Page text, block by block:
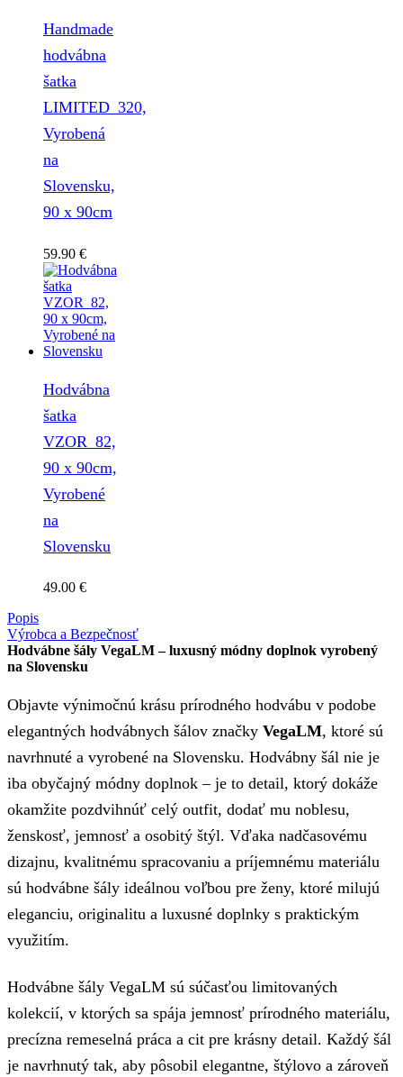
Handmade
hodvábna
šatka
LIMITED_320,
Vyrobená
na
Slovensku,
90 x 90cm
59.90 €
Hodvábna
šatka
VZOR_82,
90 x 90cm,
Vyrobené
na
Slovensku
49.00 €
Popis
Výrobca a Bezpečnosť
Hodvábne šály VegaLM – luxusný módny doplnok vyrobený
na Slovensku
Objavte výnimočnú krásu prírodného hodvábu v podobe
elegantných hodvábnych šálov značky VegaLM, ktoré sú
navrhnuté a vyrobené na Slovensku. Hodvábny šál nie je
iba obyčajný módny doplnok – je to detail, ktorý dokáže
okamžite pozdvihnúť celý outfit, dodať mu noblesu,
ženskosť, jemnosť a osobitý štýl. Vďaka nadčasovému
dizajnu, kvalitnému spracovaniu a príjemnému materiálu
sú hodvábne šály ideálnou voľbou pre ženy, ktoré milujú
eleganciu, originalitu a luxusné doplnky s praktickým
využitím.
Hodvábne šály VegaLM sú súčasťou limitovaných
kolekcií, v ktorých sa spája jemnosť prírodného materiálu,
precízna remeselná práca a cit pre krásny detail. Každý šál
je navrhnutý tak, aby pôsobil elegantne, štýlovo a zároveň